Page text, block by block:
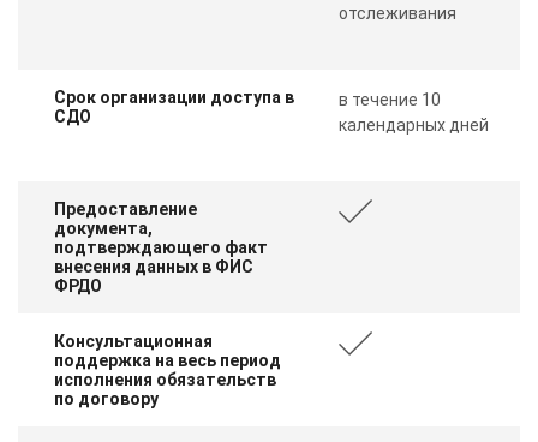
отслеживания
Срок организации доступа в
СДО
в течение 10
календарных дней
Предоставление
документа,
подтверждающего факт
внесения данных в ФИС
ФРДО
Консультационная
поддержка на весь период
исполнения обязательств
по договору